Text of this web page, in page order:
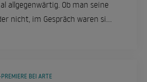
allgegenwärtig. Ob man seine
nicht, im Gespräch waren sie
Bayer war Bürgerschreck par
Szenen nicht aus.
BEI ARTE